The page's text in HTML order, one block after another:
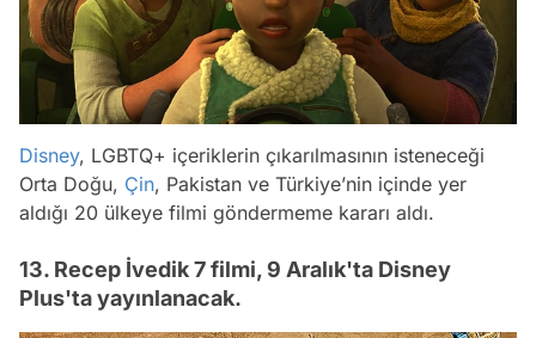
Disney, LGBTQ+ içeriklerin çıkarılmasının isteneceği
Orta Doğu, Çin, Pakistan ve Türkiye’nin içinde yer
aldığı 20 ülkeye filmi göndermeme kararı aldı.
13. Recep İvedik 7 filmi, 9 Aralık'ta Disney
Plus'ta yayınlanacak.